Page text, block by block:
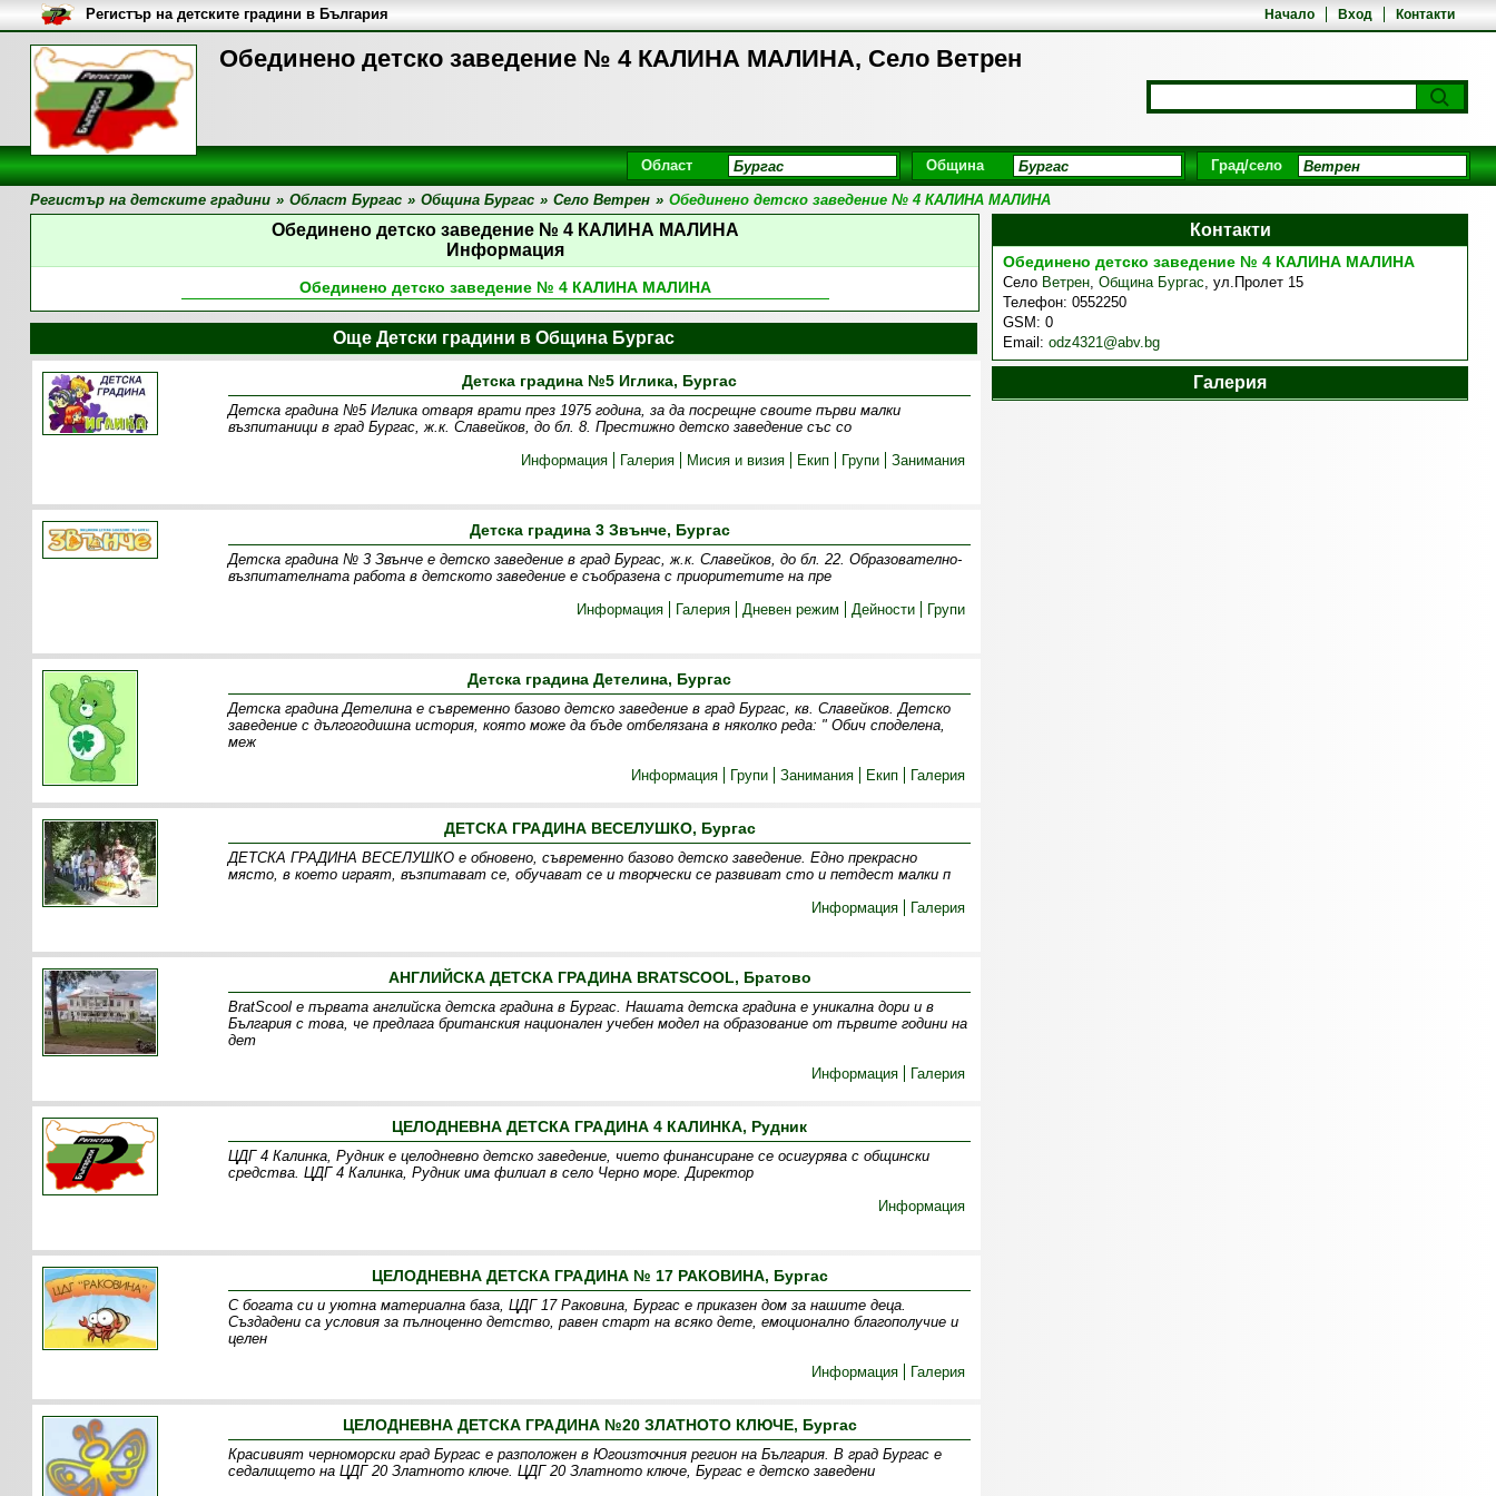
Обединено детско заведение № 4 КАЛИНА МАЛИНА, Село Ветрен
Начало Вход Контакти
Регистър на детските градини в България
Област Община Град/село
Регистър на детските градини » Област Бургас » Община Бургас » Село Ветрен » Обединено детско заведение № 4 КАЛИНА МАЛИНА
Обединено детско заведение № 4 КАЛИНА МАЛИНА
Информация
Обединено детско заведение № 4 КАЛИНА МАЛИНА
Контакти
Обединено детско заведение № 4 КАЛИНА МАЛИНА
Село Ветрен, Община Бургас, ул.Пролет 15
Телефон: 0552250
GSM: 0
Email: odz4321@abv.bg
Галерия
Още Детски градини в Община Бургас
Детска градина №5 Иглика, Бургас
Детска градина №5 Иглика отваря врати през 1975 година, за да посрещне своите първи малки
възпитаници в град Бургас, ж.к. Славейков, до бл. 8. Престижно детско заведение със со
Информация
Галерия Мисия и визия Екип Групи Занимания
Детска градина 3 Звънче, Бургас
Детска градина № 3 Звънче е детско заведение в град Бургас, ж.к. Славейков, до бл. 22. Образователно-
възпитателната работа в детското заведение е съобразена с приоритетите на пре
Информация
Галерия Дневен режим Дейности Групи
Детска градина Детелина, Бургас
Детска градина Детелина е съвременно базово детско заведение в град Бургас, кв. Славейков. Детско
заведение с дългогодишна история, която може да бъде отбелязана в няколко реда: " Обич споделена,
меж
Информация
Групи Занимания Екип Галерия
ДЕТСКА ГРАДИНА ВЕСЕЛУШКО, Бургас
ДЕТСКА ГРАДИНА ВЕСЕЛУШКО е обновено, съвременно базово детско заведение. Едно прекрасно
място, в което играят, възпитават се, обучават се и творчески се развиват сто и петдест малки п
Информация
Галерия
АНГЛИЙСКА ДЕТСКА ГРАДИНА BRATSCOOL, Братово
BratScool е първата английска детска градина в Бургас. Нашата детска градина е уникална дори и в
България с това, че предлага британския национален учебен модел на образование от първите години на
дет
Информация
Галерия
ЦЕЛОДНЕВНА ДЕТСКА ГРАДИНА 4 КАЛИНКА, Рудник
ЦДГ 4 Калинка, Рудник е целодневно детско заведение, чието финансиране се осигурява с общински
средства. ЦДГ 4 Калинка, Рудник има филиал в село Черно море. Директор
Информация
ЦЕЛОДНЕВНА ДЕТСКА ГРАДИНА № 17 РАКОВИНА, Бургас
С богата си и уютна материална база, ЦДГ 17 Раковина, Бургас е приказен дом за нашите деца.
Създадени са условия за пълноценно детство, равен старт на всяко дете, емоционално благополучие и
целен
Информация
Галерия
ЦЕЛОДНЕВНА ДЕТСКА ГРАДИНА №20 ЗЛАТНОТО КЛЮЧЕ, Бургас
Красивият черноморски град Бургас е разположен в Югоизточния регион на България. В град Бургас е
седалището на ЦДГ 20 Златното ключе. ЦДГ 20 Златното ключе, Бургас е детско заведени